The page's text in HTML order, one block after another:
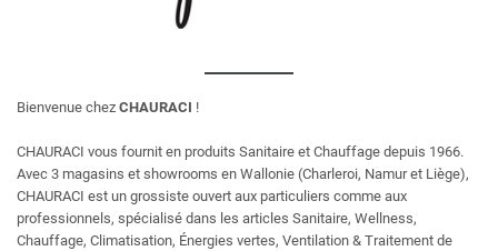
Bienvenue chez CHAURACI !
CHAURACI vous fournit en produits Sanitaire et Chauffage depuis 1966.
Avec 3 magasins et showrooms en Wallonie (Charleroi, Namur et Liège),
CHAURACI est un grossiste ouvert aux particuliers comme aux
professionnels, spécialisé dans les articles Sanitaire, Wellness,
Chauffage, Climatisation, Énergies vertes, Ventilation & Traitement de